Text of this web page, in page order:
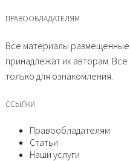
ПРАВООБЛАДАТЕЛЯМ
Все материалы
принадлежат их авторам.
только для ознакомления.
ССЫЛКИ
Правообладателям
Статьи
Наши услуги